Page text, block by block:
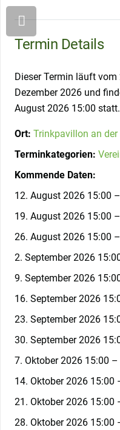
Termin Details
Dieser Termin läuft
Dezember 2026 und
August 2026 15:00 statt.
Ort: Trinkpavillon an
Terminkategorien:
Kommende Daten:
12. August 2026 15:00 –
19. August 2026 15:00 –
26. August 2026 15:00 –
2. September 2026
9. September 2026
16. September 2026
23. September 2026
30. September 2026
7. Oktober 2026 15:00 –
14. Oktober 2026 15:00
21. Oktober 2026 15:00
28. Oktober 2026 15:00